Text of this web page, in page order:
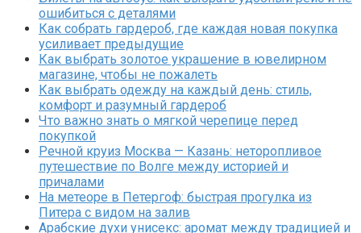
ошибиться с деталями
Как собрать гардероб, где каждая новая покупка
усиливает предыдущие
Как выбрать золотое украшение в ювелирном
магазине, чтобы не пожалеть
Как выбрать одежду на каждый день: стиль,
комфорт и разумный гардероб
Что важно знать о мягкой черепице перед
покупкой
Речной круиз Москва — Казань: неторопливое
путешествие по Волге между историей и
причалами
На метеоре в Петергоф: быстрая прогулка из
Питера с видом на залив
Арабские духи унисекс: аромат между традицией и